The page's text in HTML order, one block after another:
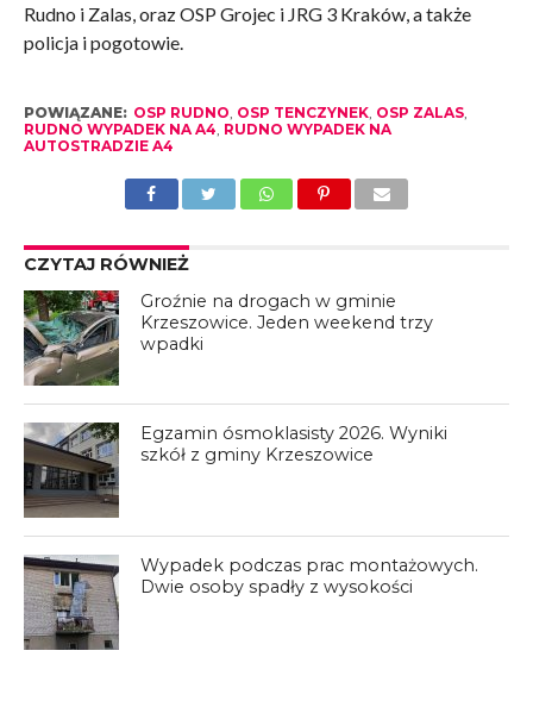
Rudno i Zalas, oraz OSP Grojec i JRG 3 Kraków, a także
policja i pogotowie.
POWIĄZANE: OSP RUDNO OSP TENCZYNEK, OSP ZALAS,
RUDNO WYPADEK NA A4 RUDNO WYPADEK NA
AUTOSTRADZIE A4
CZYTAJ RÓWNIEŻ
Groźnie na drogach w gminie
Krzeszowice. Jeden weekend trzy
wpadki
Egzamin ósmoklasisty 2026. Wyniki
szkół z gminy Krzeszowice
Wypadek podczas prac montażowych.
Dwie osoby spadły z wysokości